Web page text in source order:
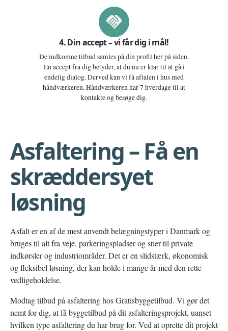
4. Din accept – vi får dig i mål!
De indkomne tilbud samles på din profil her på siden.
En accept fra dig betyder, at du nu er klar til at gå i
endelig dialog. Derved kan vi få aftalen i hus med
håndværkeren. Håndværkeren har 7 hverdage til at
kontakte og besøge dig.
Asfaltering – Få en
skræddersyet
løsning
Asfalt er en af de mest anvendt belægningstyper i Danmark og
bruges til alt fra veje, parkeringspladser og stier til private
indkørsler og industriområder. Det er en slidstærk, økonomisk
og fleksibel løsning, der kan holde i mange år med den rette
vedligeholdelse.
Modtag tilbud på asfaltering hos Gratisbyggetilbud. Vi gør det
nemt for dig, at få byggetilbud på dit asfalteringsprojekt, uanset
hvilken type asfaltering du har brug for. Ved at oprette dit projekt